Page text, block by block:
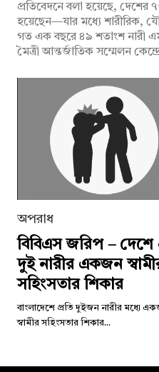
প্রতিবেদনে বলা হয়েছে,
হয়েছেন—যার মধ্যে শারীরিক,
গত এক বছরে ৪৯ শতাংশ নারী এমন সহিংসতার
মৈত্রী আন্তর্জাতিক সম্মেলন
অপরাধ
বিবিএস জরিপ – দেশে
দুই নারীর একজন
সহিংসতার শিকার
বাংলাদেশে প্রতি দুইজন নারীর মধ্যে
স্বামীর সহিংসতার শিকার...